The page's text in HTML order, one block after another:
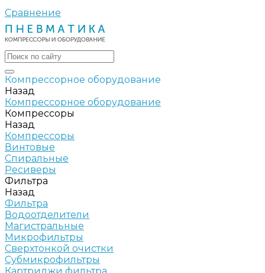
Сравнение
Компрессорное оборудование
Назад
Компрессорное оборудование
Компрессоры
Назад
Компрессоры
Винтовые
Спиральные
Ресиверы
Фильтра
Назад
Фильтра
Водоотделители
Магистральные
Микрофильтры
Сверхтонкой очистки
Субмикрофильтры